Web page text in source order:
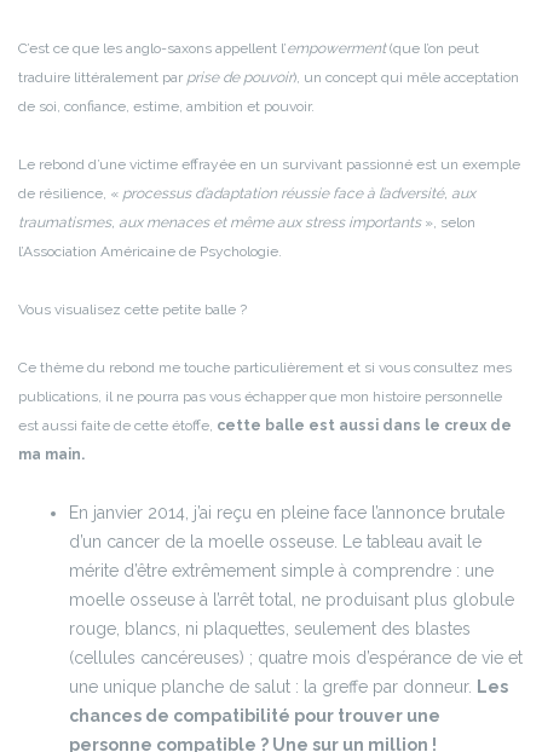
C’est ce que les anglo-saxons appellent l’empowerment(que l’on peut
traduire littéralement par prise de pouvoir), un concept qui mêle acceptation
de soi, confiance, estime, ambition et pouvoir.
Le rebond d’une victime effrayée en un survivant passionné est un exemple
de résilience, « processus d’adaptation réussie face à l’adversité, aux
traumatismes, aux menaces et même aux stress importants», selon
l’Association Américaine de Psychologie.
Vous visualisez cette petite balle ?
Ce thème du rebond me touche particulièrement et si vous consultez mes
publications, il ne pourra pas vous échapper que mon histoire personnelle
est aussi faite de cette étoffe, cette balle est aussi dans le creux de
ma main.
En janvier 2014, j’ai reçu en pleine face l’annonce brutale
d’un cancer de la moelle osseuse. Le tableau avait le
mérite d’être extrêmement simple à comprendre : une
moelle osseuse à l’arrêt total, ne produisant plus globule
rouge, blancs, ni plaquettes, seulement des blastes
(cellules cancéreuses) ; quatre mois d’espérance de vie et
une unique planche de salut : la greffe par donneur. Les
chances de compatibilité pour trouver une
personne compatible ? Une sur un million !